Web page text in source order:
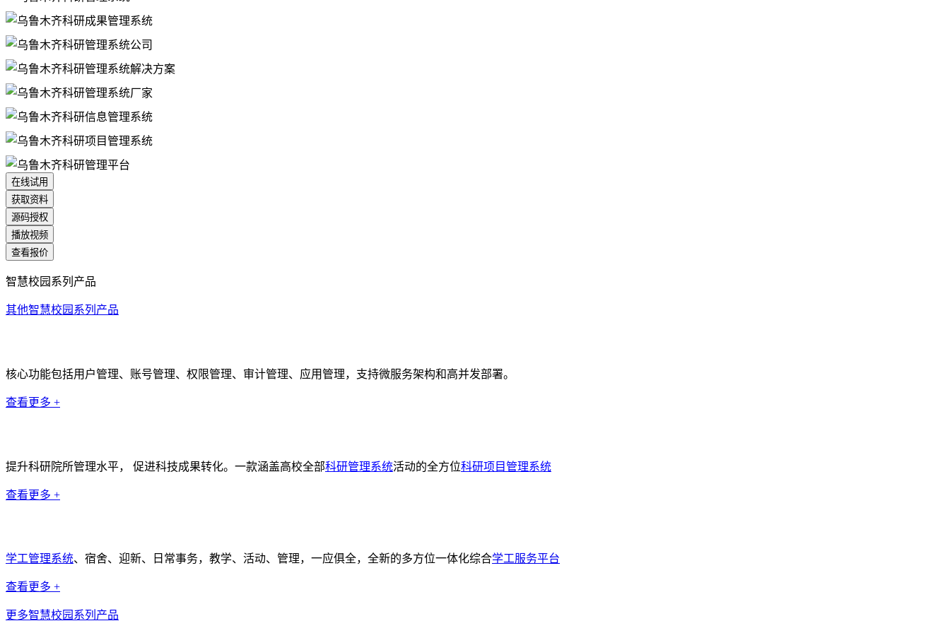
在线试用
获取资料
源码授权
播放视频
查看报价
智慧校园系列产品
其他智慧校园系列产品
核心功能包括用户管理、账号管理、权限管理、审计管理、应用管理，支持微服务架构和高并发部署。
查看更多 +
提升科研院所管理水平， 促进科技成果转化。一款涵盖高校全部科研管理系统活动的全方位科研项目管理系统
查看更多 +
学工管理系统、宿舍、迎新、日常事务，教学、活动、管理，一应俱全，全新的多方位一体化综合学工服务平台
查看更多 +
更多智慧校园系列产品